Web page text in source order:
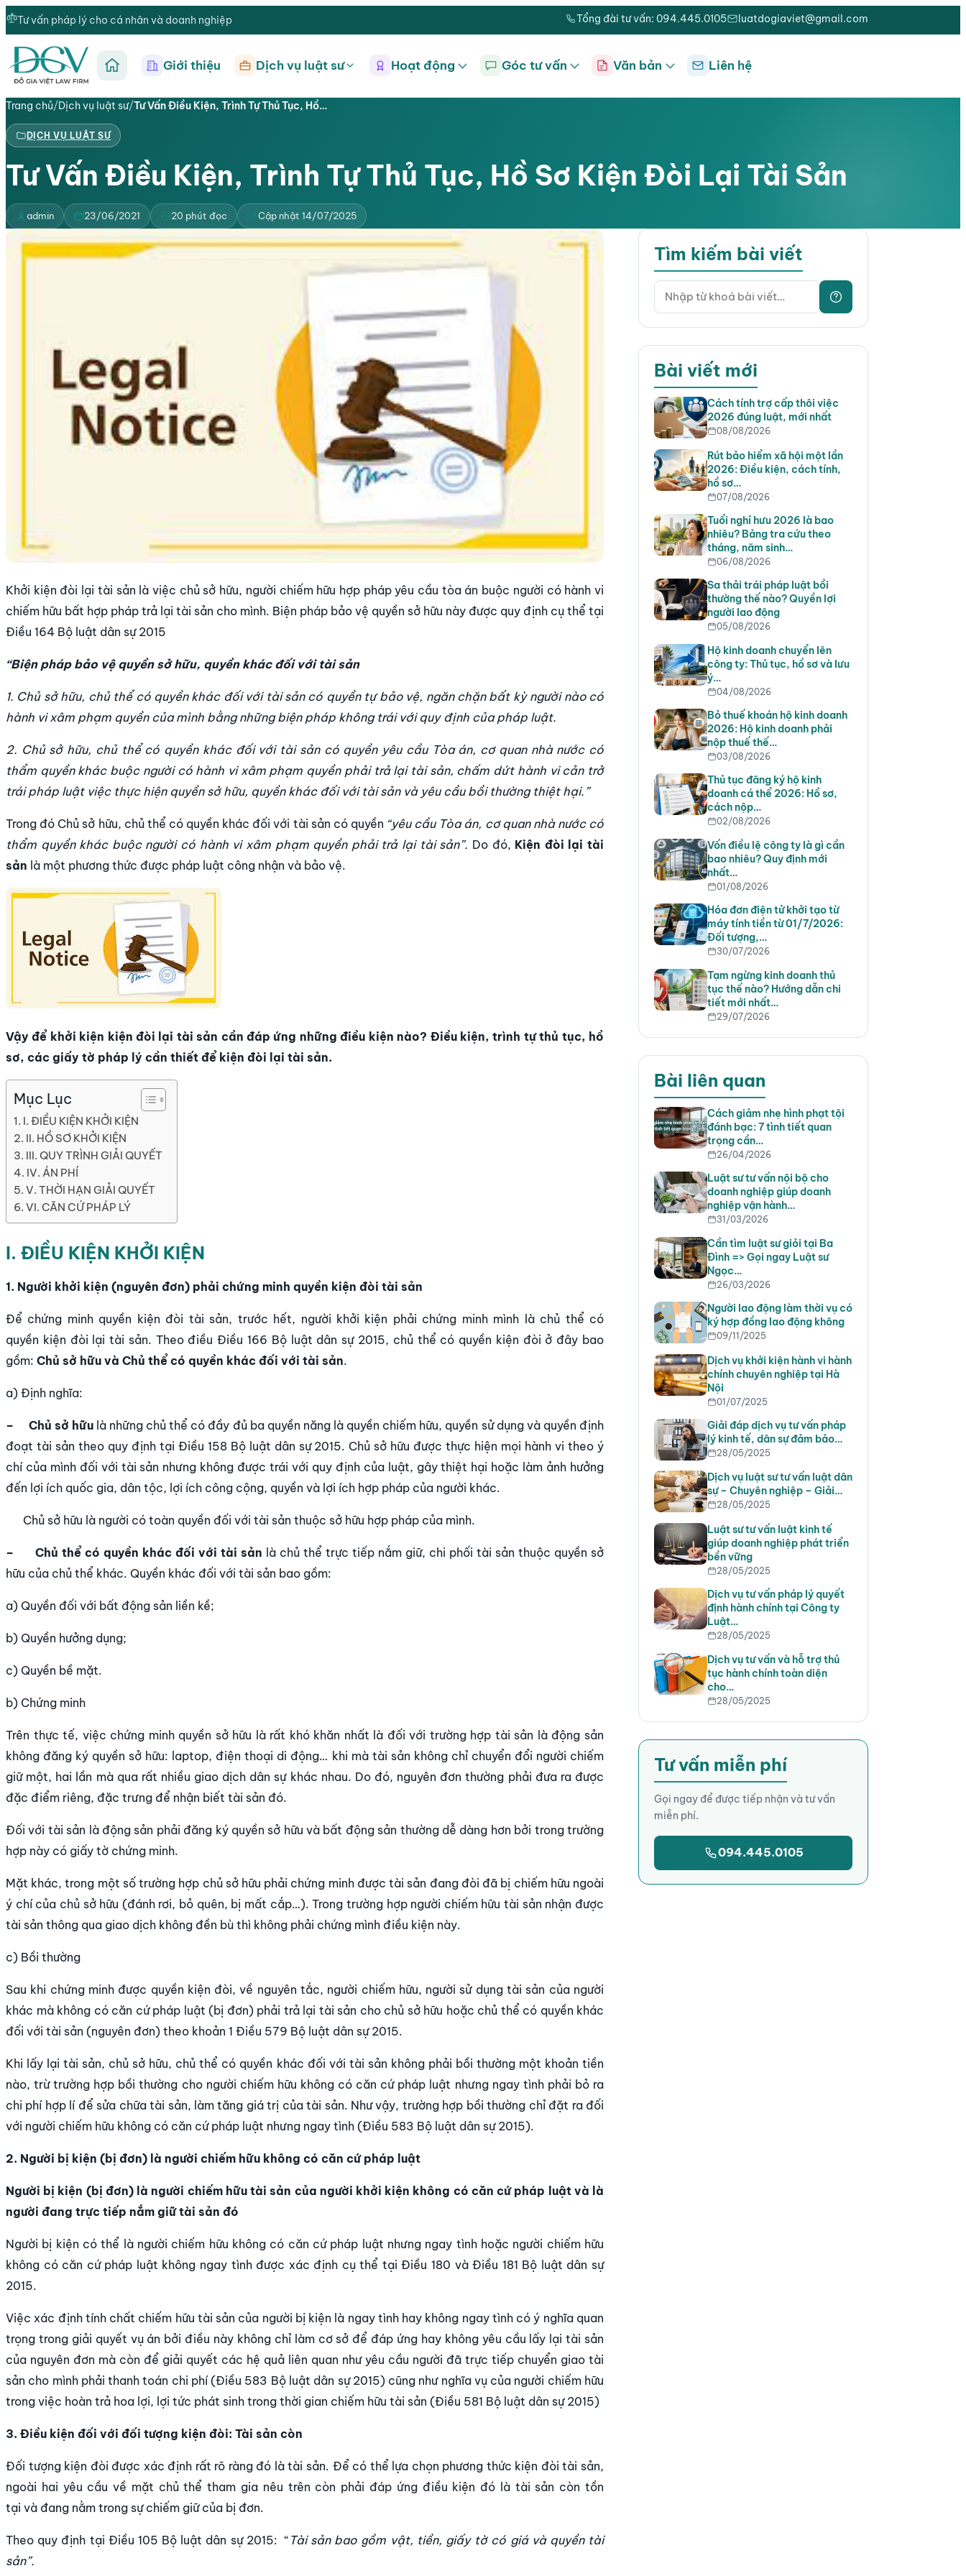
Tư vấn pháp lý cho cá nhân và doanh nghiệp Tổng đài tư vấn: 094.445.0105 luatdogiaviet@gmail.com
Trang chủ
Giới thiệu Dịch vụ luật sư Hoạt động Góc tư vấn Văn bản Liên hệ
Trang chủ/Dịch vụ luật sư/Tư Vấn Điều Kiện, Trình Tự Thủ Tục, Hồ…
DỊCH VỤ LUẬT SƯ
Tư Vấn Điều Kiện, Trình Tự Thủ Tục, Hồ Sơ Kiện Đòi Lại Tài Sản
admin 23/06/2021 20 phút đọc Cập nhật 14/07/2025
Khởi kiện đòi lại tài sản là việc chủ sở hữu, người chiếm hữu hợp pháp yêu cầu tòa án buộc người có hành vi
chiếm hữu bất hợp pháp trả lại tài sản cho mình. Biện pháp bảo vệ quyền sở hữu này được quy định cụ thể tại
Điều 164 Bộ luật dân sự 2015
“Biện pháp bảo vệ quyền sở hữu, quyền khác đối với tài sản
1. Chủ sở hữu, chủ thể có quyền khác đối với tài sản có quyền tự bảo vệ, ngăn chặn bất kỳ người nào có
hành vi xâm phạm quyền của mình bằng những biện pháp không trái với quy định của pháp luật.
2. Chủ sở hữu, chủ thể có quyền khác đối với tài sản có quyền yêu cầu Tòa án, cơ quan nhà nước có
thẩm quyền khác buộc người có hành vi xâm phạm quyền phải trả lại tài sản, chấm dứt hành vi cản trở
trái pháp luật việc thực hiện quyền sở hữu, quyền khác đối với tài sản và yêu cầu bồi thường thiệt hại.”
Trong đó Chủ sở hữu, chủ thể có quyền khác đối với tài sản có quyền “yêu cầu Tòa án, cơ quan nhà nước có
thẩm quyền khác buộc người có hành vi xâm phạm quyền phải trả lại tài sản”. Do đó, Kiện đòi lại tài
sản là một phương thức được pháp luật công nhận và bảo vệ.
Vậy để khởi kiện kiện đòi lại tài sản cần đáp ứng những điều kiện nào? Điều kiện, trình tự thủ tục, hồ
sơ, các giấy tờ pháp lý cần thiết để kiện đòi lại tài sản.
Mục Lục
I. ĐIỀU KIỆN KHỞI KIỆN
II. HỒ SƠ KHỞI KIỆN
III. QUY TRÌNH GIẢI QUYẾT
IV. ÁN PHÍ
V. THỜI HẠN GIẢI QUYẾT
VI. CĂN CỨ PHÁP LÝ
I. ĐIỀU KIỆN KHỞI KIỆN
1. Người khởi kiện (nguyên đơn) phải chứng minh quyền kiện đòi tài sản
Để chứng minh quyền kiện đòi tài sản, trước hết, người khởi kiện phải chứng minh mình là chủ thể có
quyền kiện đòi lại tài sản. Theo điều Điều 166 Bộ luật dân sự 2015, chủ thể có quyền kiện đòi ở đây bao
gồm: Chủ sở hữu và Chủ thể có quyền khác đối với tài sản.
a) Định nghĩa:
– Chủ sở hữulà những chủ thể có đầy đủ ba quyền năng là quyền chiếm hữu, quyền sử dụng và quyền định
đoạt tài sản theo quy định tại Điều 158 Bộ luật dân sự 2015. Chủ sở hữu được thực hiện mọi hành vi theo ý
chí của mình đối với tài sản nhưng không được trái với quy định của luật, gây thiệt hại hoặc làm ảnh hưởng
đến lợi ích quốc gia, dân tộc, lợi ích công cộng, quyền và lợi ích hợp pháp của người khác.
Chủ sở hữu là người có toàn quyền đối với tài sản thuộc sở hữu hợp pháp của mình.
– Chủ thể có quyền khác đối với tài sản là chủ thể trực tiếp nắm giữ, chi phối tài sản thuộc quyền sở
hữu của chủ thể khác. Quyền khác đối với tài sản bao gồm:
a) Quyền đối với bất động sản liền kề;
b) Quyền hưởng dụng;
c) Quyền bề mặt.
b) Chứng minh
Trên thực tế, việc chứng minh quyền sở hữu là rất khó khăn nhất là đối với trường hợp tài sản là động sản
không đăng ký quyền sở hữu: laptop, điện thoại di động… khi mà tài sản không chỉ chuyển đổi người chiếm
giữ một, hai lần mà qua rất nhiều giao dịch dân sự khác nhau. Do đó, nguyên đơn thường phải đưa ra được
đặc điểm riêng, đặc trưng để nhận biết tài sản đó.
Đối với tài sản là động sản phải đăng ký quyền sở hữu và bất động sản thường dễ dàng hơn bởi trong trường
hợp này có giấy tờ chứng minh.
Mặt khác, trong một số trường hợp chủ sở hữu phải chứng minh được tài sản đang đòi đã bị chiếm hữu ngoài
ý chí của chủ sở hữu (đánh rơi, bỏ quên, bị mất cắp…). Trong trường hợp người chiếm hữu tài sản nhận được
tài sản thông qua giao dịch không đền bù thì không phải chứng mình điều kiện này.
c) Bồi thường
Sau khi chứng minh được quyền kiện đòi, về nguyên tắc, người chiếm hữu, người sử dụng tài sản của người
khác mà không có căn cứ pháp luật (bị đơn) phải trả lại tài sản cho chủ sở hữu hoặc chủ thể có quyền khác
đối với tài sản (nguyên đơn) theo khoản 1 Điều 579 Bộ luật dân sự 2015.
Khi lấy lại tài sản, chủ sở hữu, chủ thể có quyền khác đối với tài sản không phải bồi thường một khoản tiền
nào, trừ trường hợp bồi thường cho người chiếm hữu không có căn cứ pháp luật nhưng ngay tình phải bỏ ra
chi phí hợp lí để sửa chữa tài sản, làm tăng giá trị của tài sản. Như vậy, trường hợp bồi thường chỉ đặt ra đối
với người chiếm hữu không có căn cứ pháp luật nhưng ngay tình (Điều 583 Bộ luật dân sự 2015).
2. Người bị kiện (bị đơn) là người chiếm hữu không có căn cứ pháp luật
Người bị kiện (bị đơn) là người chiếm hữu tài sản của người khởi kiện không có căn cứ pháp luật và là
người đang trực tiếp nắm giữ tài sản đó
Người bị kiện có thể là người chiếm hữu không có căn cứ pháp luật nhưng ngay tình hoặc người chiếm hữu
không có căn cứ pháp luật không ngay tình được xác định cụ thể tại Điều 180 và Điều 181 Bộ luật dân sự
2015.
Việc xác định tính chất chiếm hữu tài sản của người bị kiện là ngay tình hay không ngay tình có ý nghĩa quan
trọng trong giải quyết vụ án bởi điều này không chỉ làm cơ sở để đáp ứng hay không yêu cầu lấy lại tài sản
của nguyên đơn mà còn để giải quyết các hệ quả liên quan như yêu cầu người đã trực tiếp chuyển giao tài
sản cho mình phải thanh toán chi phí (Điều 583 Bộ luật dân sự 2015) cũng như nghĩa vụ của người chiếm hữu
trong việc hoàn trả hoa lợi, lợi tức phát sinh trong thời gian chiếm hữu tài sản (Điều 581 Bộ luật dân sự 2015)
3. Điều kiện đối với đối tượng kiện đòi: Tài sản còn
Đối tượng kiện đòi được xác định rất rõ ràng đó là tài sản. Để có thể lựa chọn phương thức kiện đòi tài sản,
ngoài hai yêu cầu về mặt chủ thể tham gia nêu trên còn phải đáp ứng điều kiện đó là tài sản còn tồn
tại và đang nằm trong sự chiếm giữ của bị đơn.
Theo quy định tại Điều 105 Bộ luật dân sự 2015: “ Tài sản bao gồm vật, tiền, giấy tờ có giá và quyền tài
sản”.
Tìm kiếm bài viết
Bài viết mới
Cách tính trợ cấp thôi việc
2026 đúng luật, mới nhất
08/08/2026
Rút bảo hiểm xã hội một lần
2026: Điều kiện, cách tính,
hồ sơ…
07/08/2026
Tuổi nghỉ hưu 2026 là bao
nhiêu? Bảng tra cứu theo
tháng, năm sinh…
06/08/2026
Sa thải trái pháp luật bồi
thường thế nào? Quyền lợi
người lao động
05/08/2026
Hộ kinh doanh chuyển lên
công ty: Thủ tục, hồ sơ và lưu
ý…
04/08/2026
Bỏ thuế khoán hộ kinh doanh
2026: Hộ kinh doanh phải
nộp thuế thế…
03/08/2026
Thủ tục đăng ký hộ kinh
doanh cá thể 2026: Hồ sơ,
cách nộp…
02/08/2026
Vốn điều lệ công ty là gì cần
bao nhiêu? Quy định mới
nhất…
01/08/2026
Hóa đơn điện tử khởi tạo từ
máy tính tiền từ 01/7/2026:
Đối tượng,…
30/07/2026
Tạm ngừng kinh doanh thủ
tục thế nào? Hướng dẫn chi
tiết mới nhất…
29/07/2026
Bài liên quan
Cách giảm nhẹ hình phạt tội
đánh bạc: 7 tình tiết quan
trọng cần…
26/04/2026
Luật sư tư vấn nội bộ cho
doanh nghiệp giúp doanh
nghiệp vận hành…
31/03/2026
Cần tìm luật sư giỏi tại Ba
Đình => Gọi ngay Luật sư
Ngọc…
26/03/2026
Người lao động làm thời vụ có
ký hợp đồng lao động không
09/11/2025
Dịch vụ khởi kiện hành vi hành
chính chuyên nghiệp tại Hà
Nội
01/07/2025
Giải đáp dịch vụ tư vấn pháp
lý kinh tế, dân sự đảm bảo…
28/05/2025
Dịch vụ luật sư tư vấn luật dân
sự – Chuyên nghiệp – Giải…
28/05/2025
Luật sư tư vấn luật kinh tế
giúp doanh nghiệp phát triển
bền vững
28/05/2025
Dịch vụ tư vấn pháp lý quyết
định hành chính tại Công ty
Luật…
28/05/2025
Dịch vụ tư vấn và hỗ trợ thủ
tục hành chính toàn diện
cho…
28/05/2025
Tư vấn miễn phí
Gọi ngay để được tiếp nhận và tư vấn
miễn phí.
094.445.0105